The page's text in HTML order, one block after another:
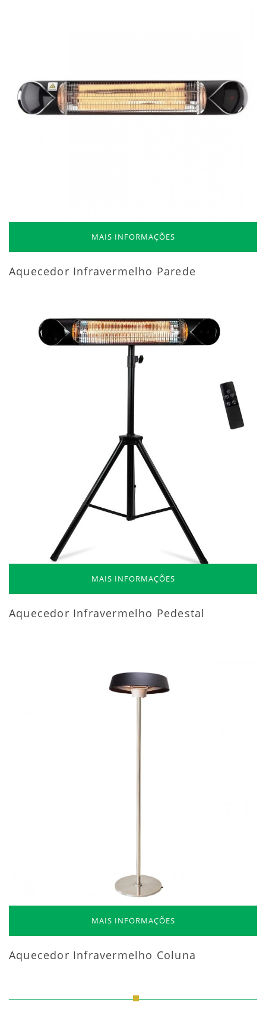
MAIS INFORMAÇÕES
Aquecedor Infravermelho Parede
MAIS INFORMAÇÕES
Aquecedor Infravermelho Pedestal
MAIS INFORMAÇÕES
Aquecedor Infravermelho Coluna